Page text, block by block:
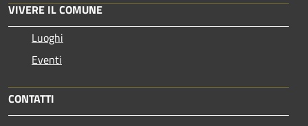
VIVERE IL COMUNE
Luoghi
Eventi
CONTATTI